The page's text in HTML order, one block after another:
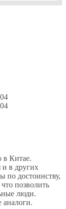
в Китае.
и в других
по достоинству,
позволить
люди.
аналоги.